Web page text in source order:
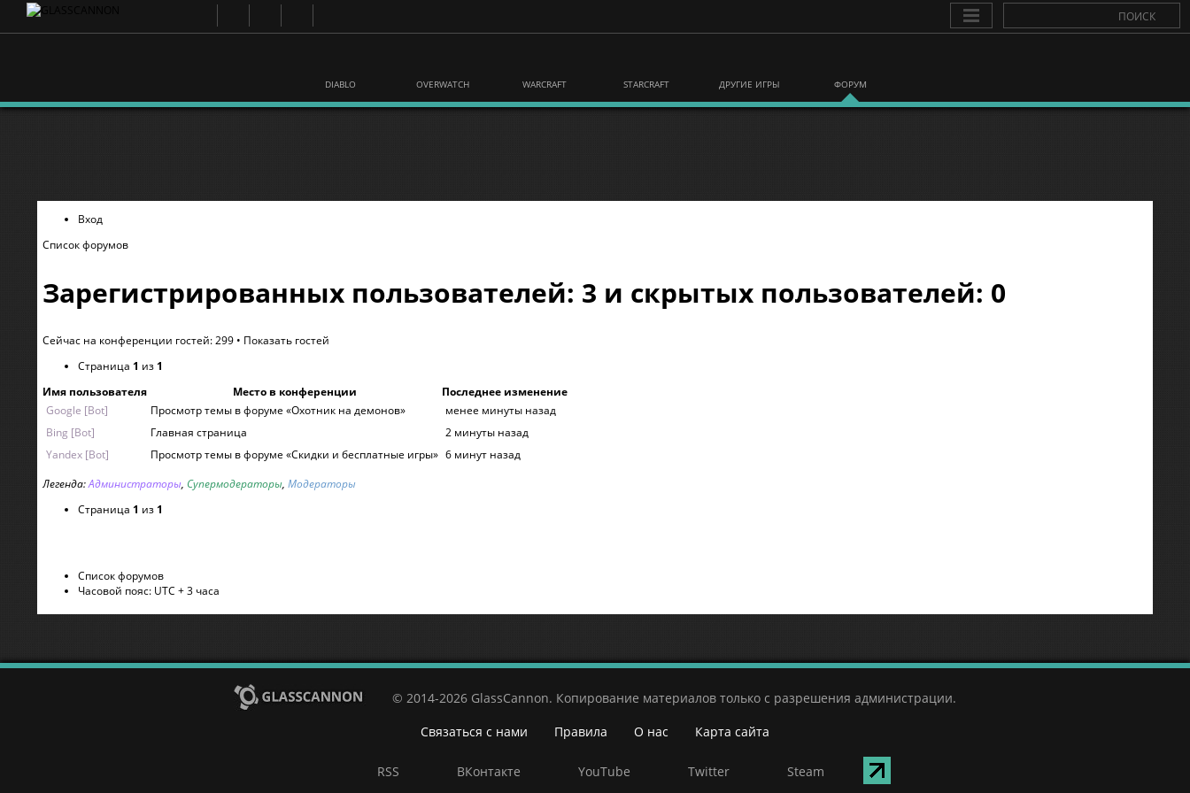
DIABLO OVERWATCH WARCRAFT STARCRAFT ДРУГИЕ ИГРЫ ФОРУМ
Вход
Список форумов
Зарегистрированных пользователей: 3 и скрытых пользователей: 0
Сейчас на конференции гостей: 299 • Показать гостей
Страница 1 из 1
Имя пользователя
Место в конференции
Последнее изменение
Google [Bot]
Просмотр темы в форуме «Охотник на демонов»
менее минуты назад
Bing [Bot]
Главная страница
2 минуты назад
Yandex [Bot]
Просмотр темы в форуме «Скидки и бесплатные игры» 6 минут назад
Легенда:Администраторы, Супермодераторы, Модераторы
Страница 1 из 1
Список форумов
Часовой пояс: UTC + 3 часа
© 2014-2026 GlassCannon. Копирование материалов только с разрешения администрации.
Связаться с нами
Правила О нас Карта сайта
RSS ВКонтакте YouTube Twitter Steam